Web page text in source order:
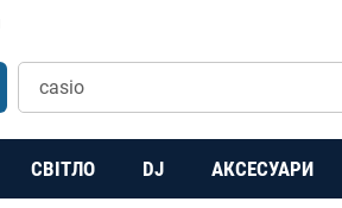
СВІТЛО DJ АКСЕСУАРИ